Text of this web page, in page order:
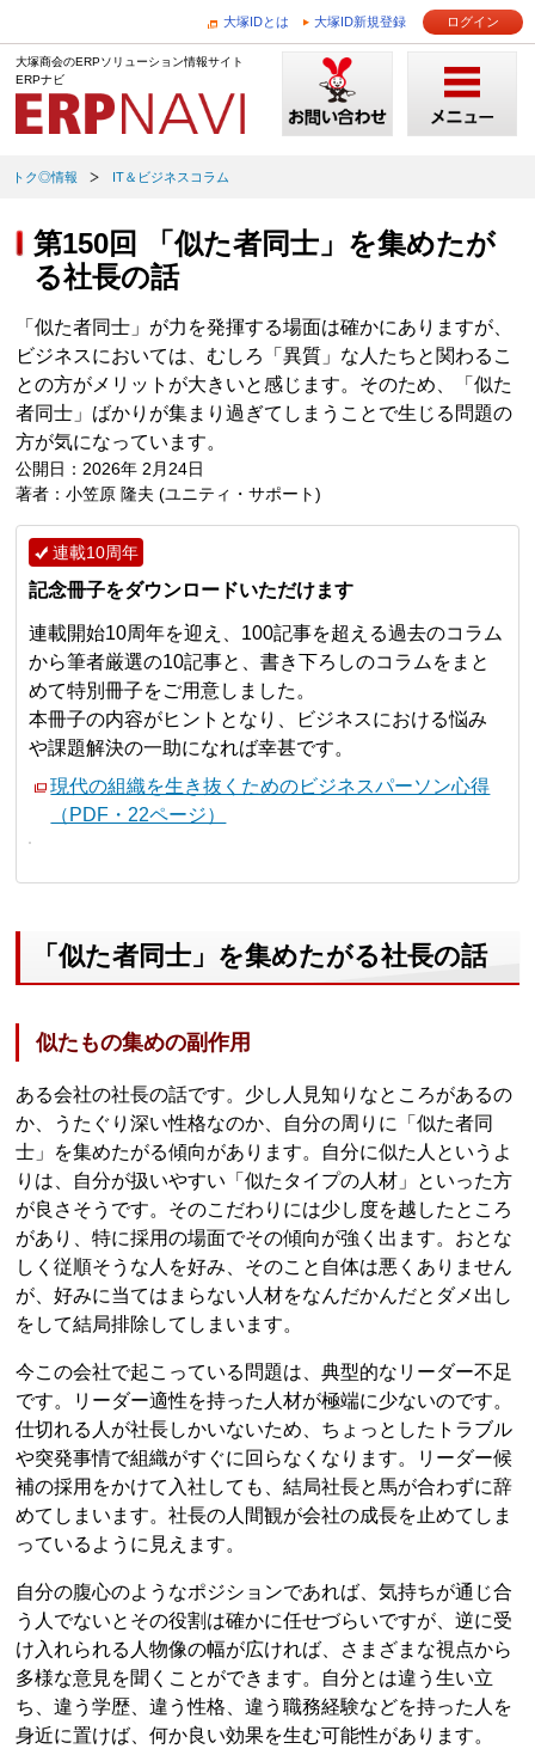
大塚IDとは 大塚ID新規登録 ログイン
大塚商会のERPソリューション情報サイト
ERPナビ
トク◎情報 IT＆ビジネスコラム
第150回 「似た者同士」を集めたが
る社長の話
「似た者同士」が力を発揮する場面は確かにありますが、
ビジネスにおいては、むしろ「異質」な人たちと関わるこ
との方がメリットが大きいと感じます。そのため、「似た
者同士」ばかりが集まり過ぎてしまうことで生じる問題の
方が気になっています。
公開日：2026年 2月24日
著者：小笠原 隆夫 (ユニティ・サポート)
連載10周年
記念冊子をダウンロードいただけます
連載開始10周年を迎え、100記事を超える過去のコラム
から筆者厳選の10記事と、書き下ろしのコラムをまと
めて特別冊子をご用意しました。
本冊子の内容がヒントとなり、ビジネスにおける悩み
や課題解決の一助になれば幸甚です。
現代の組織を生き抜くためのビジネスパーソン心得
（PDF・22ページ）
「似た者同士」を集めたがる社長の話
似たもの集めの副作用
ある会社の社長の話です。少し人見知りなところがあるの
か、うたぐり深い性格なのか、自分の周りに「似た者同
士」を集めたがる傾向があります。自分に似た人というよ
りは、自分が扱いやすい「似たタイプの人材」といった方
が良さそうです。そのこだわりには少し度を越したところ
があり、特に採用の場面でその傾向が強く出ます。おとな
しく従順そうな人を好み、そのこと自体は悪くありません
が、好みに当てはまらない人材をなんだかんだとダメ出し
をして結局排除してしまいます。
今この会社で起こっている問題は、典型的なリーダー不足
です。リーダー適性を持った人材が極端に少ないのです。
仕切れる人が社長しかいないため、ちょっとしたトラブル
や突発事情で組織がすぐに回らなくなります。リーダー候
補の採用をかけて入社しても、結局社長と馬が合わずに辞
めてしまいます。社長の人間観が会社の成長を止めてしま
っているように見えます。
自分の腹心のようなポジションであれば、気持ちが通じ合
う人でないとその役割は確かに任せづらいですが、逆に受
け入れられる人物像の幅が広ければ、さまざまな視点から
多様な意見を聞くことができます。自分とは違う生い立
ち、違う学歴、違う性格、違う職務経験などを持った人を
身近に置けば、何か良い効果を生む可能性があります。